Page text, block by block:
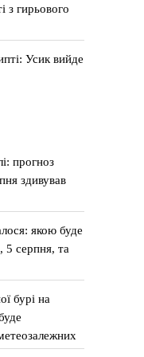
з гирьового
Усик вийде
прогноз
здивував
якою буде
5 серпня, та
бурі на